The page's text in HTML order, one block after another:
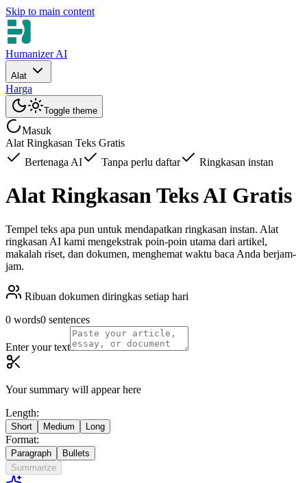
Skip to main content
Humanizer AI
Alat
Harga
Toggle theme
Masuk
Alat Ringkasan Teks Gratis
Bertenaga AI
Tanpa perlu daftar Ringkasan instan
Alat Ringkasan Teks AI Gratis
Tempel teks apa pun untuk mendapatkan ringkasan instan. Alat
ringkasan AI kami mengekstrak poin-poin utama dari artikel,
makalah riset, dan dokumen, menghemat waktu baca Anda berjam-
jam.
Ribuan dokumen diringkas setiap hari
0 words0 sentences
Enter your text
Your summary will appear here
Length:
Short Medium Long
Format:
Paragraph
Bullets
Summarize